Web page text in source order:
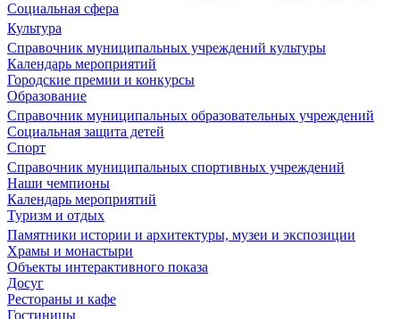
Социальная сфера
Культура
Справочник муниципальных учреждений культуры
Календарь мероприятий
Городские премии и конкурсы
Образование
Справочник муниципальных образовательных учреждений
Социальная защита детей
Спорт
Справочник муниципальных спортивных учреждений
Наши чемпионы
Календарь мероприятий
Туризм и отдых
Памятники истории и архитектуры, музеи и экспозиции
Храмы и монастыри
Объекты интерактивного показа
Досуг
Рестораны и кафе
Гостиницы